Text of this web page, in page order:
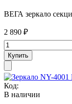
ВЕГА зеркало
2 890 ₽
Код:
В наличии